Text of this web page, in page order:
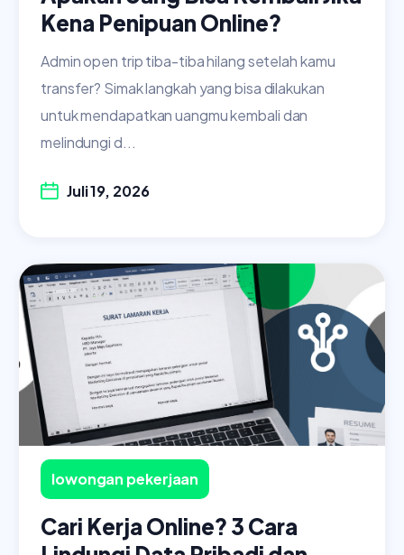
Kena Penipuan Online?
Admin open trip tiba-tiba hilang setelah kamu
transfer? Simak langkah yang bisa dilakukan
untuk mendapatkan uangmu kembali dan
melindungi d...
Juli 19, 2026
lowongan pekerjaan
Cari Kerja Online? 3 Cara